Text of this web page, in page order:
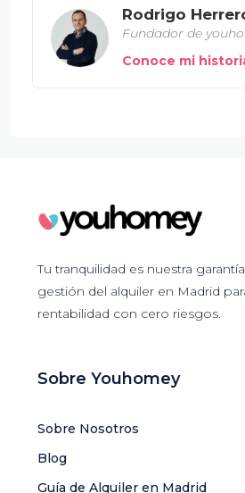
Rodrigo
Fundador de
Conoce mi
Tu tranquilidad es nuestra
gestión del alquiler en Madrid
rentabilidad con cero riesgos.
Sobre Youhomey
Sobre Nosotros
Blog
Guía de Alquiler en Madrid